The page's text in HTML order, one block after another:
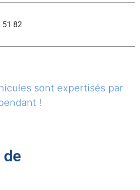
51 82
sont expertisés par
!